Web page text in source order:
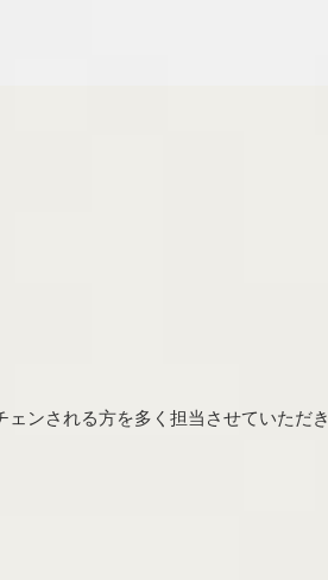
ンされる方を多く担当させていただき